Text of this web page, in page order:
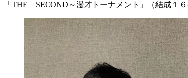
「THE SECOND～漫才トーナメント」（結成１